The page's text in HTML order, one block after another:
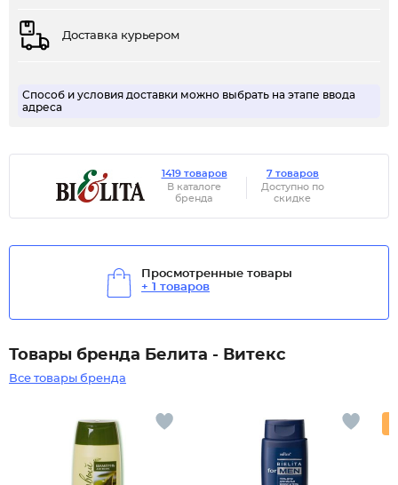
Доставка курьером
Способ и условия доставки можно выбрать на этапе ввода
адреса
1419 товаров
В каталоге
бренда
7 товаров
Доступно по
скидке
Просмотренные товары
+ 1 товаров
Товары бренда Белита - Витекс
Все товары бренда